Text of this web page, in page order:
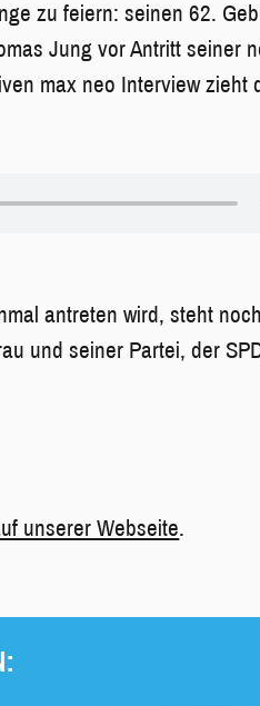
zu feiern: seinen 62.
Jung vor Antritt seiner
max neo Interview zieht
antreten wird, steht
und seiner Partei, der
unserer Webseite.